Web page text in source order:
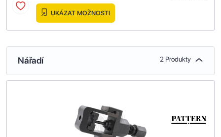
UKÁZAT MOŽNOSTI
Nářadí 2 Produkty